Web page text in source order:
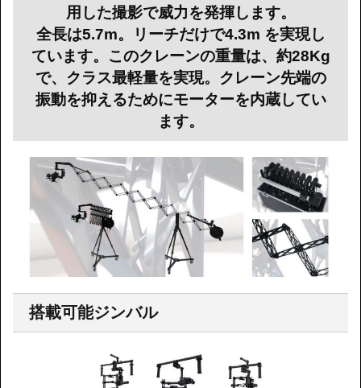
用した撮影で威力を発揮します。
全長は5.7m。リーチだけで4.3m を実現し
ています。このクレーンの重量は、約28Kg
で、クラス最軽量を実現。クレーン先端の
振動を抑えるためにモーターを内蔵してい
ます。
搭載可能ジンバル